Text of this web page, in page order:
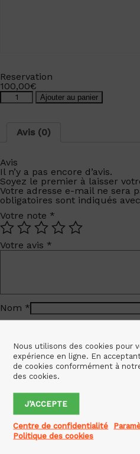
Reservation
100,00€
quantité
de
Ajouter au panier
Avis (0)
Avis
Il n’y a pas encore d’avis.
Soyez le premier à laisser
Votre adresse e-mail ne sera
obligatoires sont indiqués avec
Votre note *
Votre avis *
Nom *
Enregistrer mon nom, mon
navigateur pour mon
Categories
City Breaks
Nous utilisons des cookies pour
expérience en ligne. En
de cookies conformément à
des cookies.
J’ACCEPTE
Centre de confidentialité
Politique des cookies